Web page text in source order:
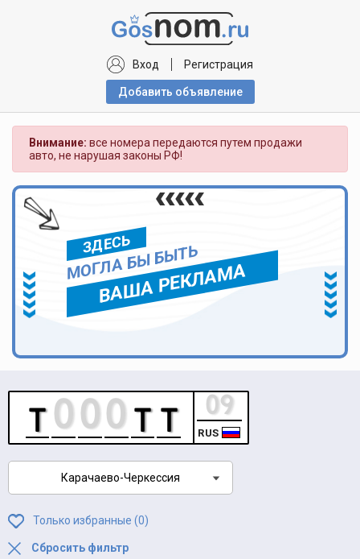
Вход Регистрация
Добавить объявлениe
Внимание: все номера передаются путем продажи
авто, не нарушая законы РФ!
ЗДЕСЬ
МОГЛА БЫ БЫТЬ
ВАША РЕКЛАМА
RUS
Карачаево-Черкессия
Только избранные (0)
Сбросить фильтр